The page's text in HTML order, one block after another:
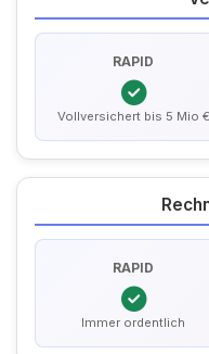
RAPID
Vollversichert bis 5 Mio €
RAPID
Immer ordentlich